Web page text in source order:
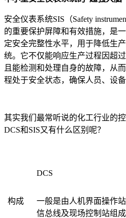
安全仪表系统SIS（Safety
的重要保护屏障和有效措施，是
定安全完整性水平，用于降低生
统。它不仅能响应生产过程因超
且能检测和处理自身的故障，从
程处于安全状态，确保人员、设
其实我们最常听说的化工行业的
DCS和SIS又有什么区别呢？
DCS
构成
一般是由人机界面操作
信总线及现场控制站组